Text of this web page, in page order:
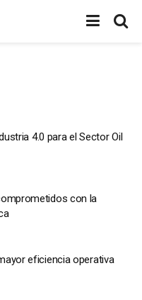
4.0 para el Sector Oil
con la
eficiencia operativa